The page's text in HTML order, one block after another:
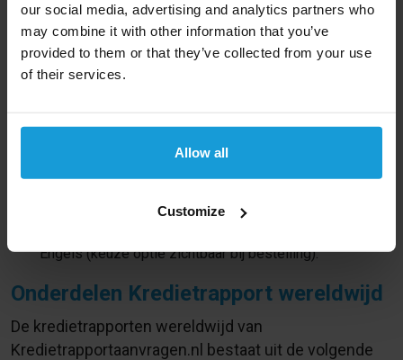
our social media, advertising and analytics partners who
may combine it with other information that you’ve
provided to them or that they’ve collected from your use
of their services.
Allow all
Customize
Voordelen kredietrapport wereldwijd
Dit kredietrapport wereldwijd van
Kredietrapportaanvragen.nl heeft de volgende
Snelle inzage kredietwaardigheid
Betrouwbaarste data
Engels (keuze optie zichtbaar bij bestelling).
Onderdelen Kredietrapport wereldwijd
De kredietrapporten wereldwijd van
Kredietrapportaanvragen.nl bestaat uit de volgende